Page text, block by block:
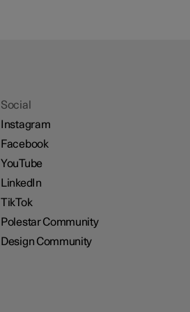
Social
Instagram
Facebook
YouTube
LinkedIn
TikTok
Polestar Community
Design Community